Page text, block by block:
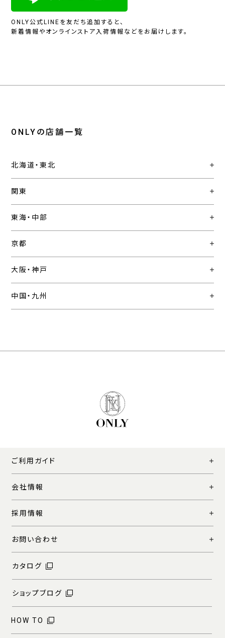
ONLY公式LINEを友だち追加すると、
新着情報やオンラインストア入荷情報などをお届けします。
ONLYの店舗一覧
北海道・東北
関東
東海・中部
京都
大阪・神戸
中国・九州
ご利用ガイド
会社情報
採用情報
お問い合わせ
カタログ
ショップブログ
HOW TO